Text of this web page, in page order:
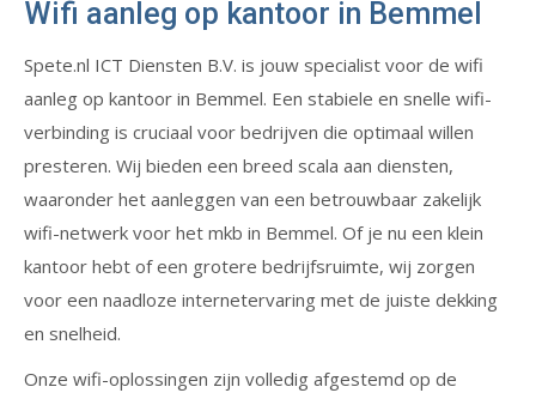
Wifi aanleg op kantoor in Bemmel
Spete.nl ICT Diensten B.V. is jouw specialist voor de wifi
aanleg op kantoor in Bemmel. Een stabiele en snelle wifi-
verbinding is cruciaal voor bedrijven die optimaal willen
presteren. Wij bieden een breed scala aan diensten,
waaronder het aanleggen van een betrouwbaar zakelijk
wifi-netwerk voor het mkb in Bemmel. Of je nu een klein
kantoor hebt of een grotere bedrijfsruimte, wij zorgen
voor een naadloze internetervaring met de juiste dekking
en snelheid.
Onze wifi-oplossingen zijn volledig afgestemd op de